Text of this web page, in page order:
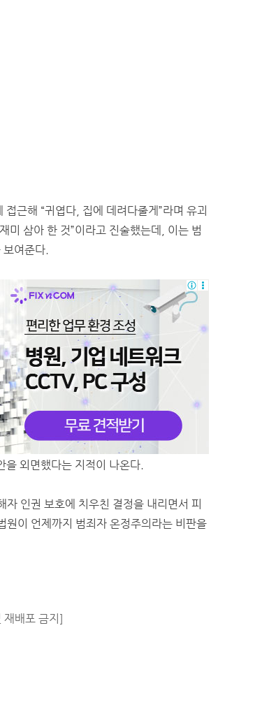
근해 “귀엽다, 집에 데려다줄게”라며 유괴
미 삼아 한 것”이라고 진술했는데, 이는 범
보여준다.
을 외면했다는 지적이 나온다.
인권 보호에 치우친 결정을 내리면서 피
이 언제까지 범죄자 온정주의라는 비판을
배포 금지]